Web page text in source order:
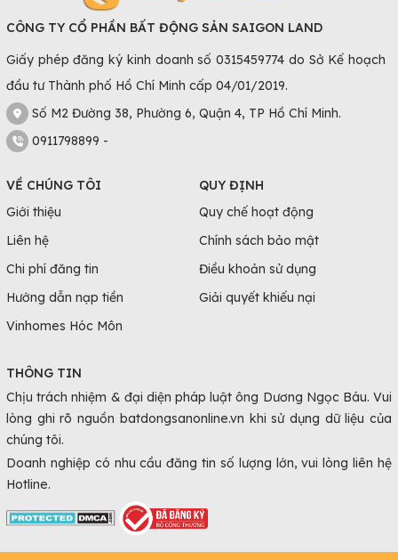
CÔNG TY CỔ PHẦN BẤT ĐỘNG SẢN SAIGON LAND
Giấy phép đăng ký kinh doanh số 0315459774 do Sở Kế hoạch
đầu tư Thành phố Hồ Chí Minh cấp 04/01/2019.
Số M2 Đường 38, Phường 6, Quận 4, TP Hồ Chí Minh.
0911798899 -
VỀ CHÚNG TÔI
Giới thiệu
Liên hệ
Chi phí đăng tin
Hướng dẫn nạp tiền
Vinhomes Hóc Môn
QUY ĐỊNH
Quy chế hoạt động
Chính sách bảo mật
Điều khoản sử dụng
Giải quyết khiếu nại
THÔNG TIN
Chịu trách nhiệm & đại diện pháp luật ông Dương Ngọc Báu. Vui
lòng ghi rõ nguồn batdongsanonline.vn khi sử dụng dữ liệu của
chúng tôi.
Doanh nghiệp có nhu cầu đăng tin số lượng lớn, vui lòng liên hệ
Hotline.